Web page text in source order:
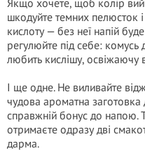
Якщо хочете, щоб колір
шкодуйте темних пелюсток
кислоту — без неї напій
регулюйте під себе: комусь
любить кислішу, освіжаючу
І ще одне. Не виливайте
чудова ароматна
справжній бонус до напою.
отримаєте одразу дві
дарма.